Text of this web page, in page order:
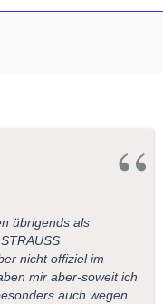
übrigends als
nicht offiziel im
mir aber-soweit ich
auch wegen